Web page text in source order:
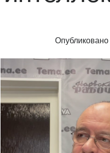
Опубликовано